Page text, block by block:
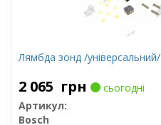
Лямбда зонд /універсальний/
2 065 грн
сьогодні
Артикул:
Bosch